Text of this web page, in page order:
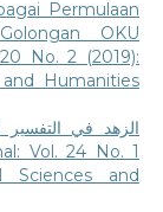
Permulaan
OKU
No. 2 (2019):
Humanities
الزهد في التفسير
Vol. 24 No. 1
Sciences and